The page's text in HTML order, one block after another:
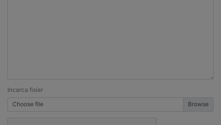
Incarca fisier
Choose file